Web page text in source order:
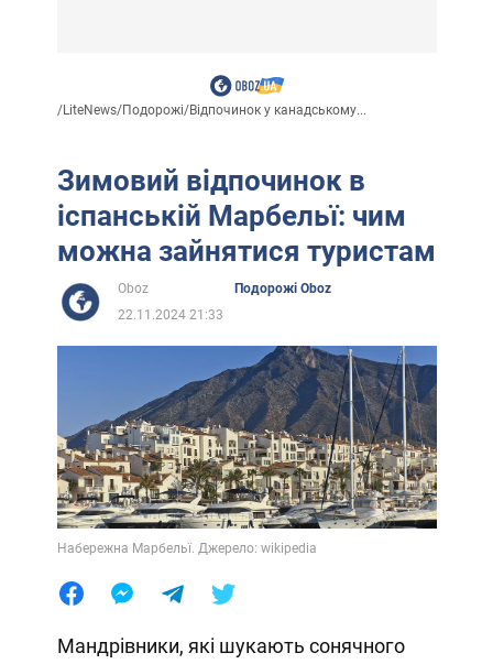
/LiteNews/Подорожі/Відпочинок у канадському...
Зимовий відпочинок в
іспанській Марбельї: чим
можна зайнятися туристам
Oboz
Подорожі Oboz
22.11.2024 21:33
Набережна Марбельї. Джерело: wikipedia
Мандрівники, які шукають сонячного